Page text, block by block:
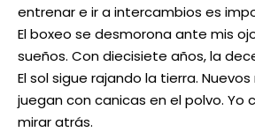
entrenar e ir a intercambios es
El boxeo se desmorona ante mis
sueños. Con diecisiete años, la
El sol sigue rajando la tierra.
juegan con canicas en el polvo. Yo
mirar atrás.